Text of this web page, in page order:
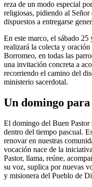
reza de un modo especial
religiosas, pidiendo al Señor
dispuestos a entregarse
En este marco, el sábado
realizará la colecta y
Borromeo, en todas las
una invitación concreta a
recorriendo el camino del
ministerio sacerdotal.
Un domingo
El domingo del Buen Pastor
dentro del tiempo pascual.
renovar en nuestras
vocación nace de la
Pastor, llama, reúne,
su voz, suplica por nuevas
y misionera del Pueblo de